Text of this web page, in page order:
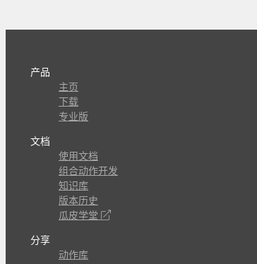
产品
主页
下载
专业版
文档
使用文档
组合动作开发
知识库
版本历史
瓜皮学堂
分享
动作库